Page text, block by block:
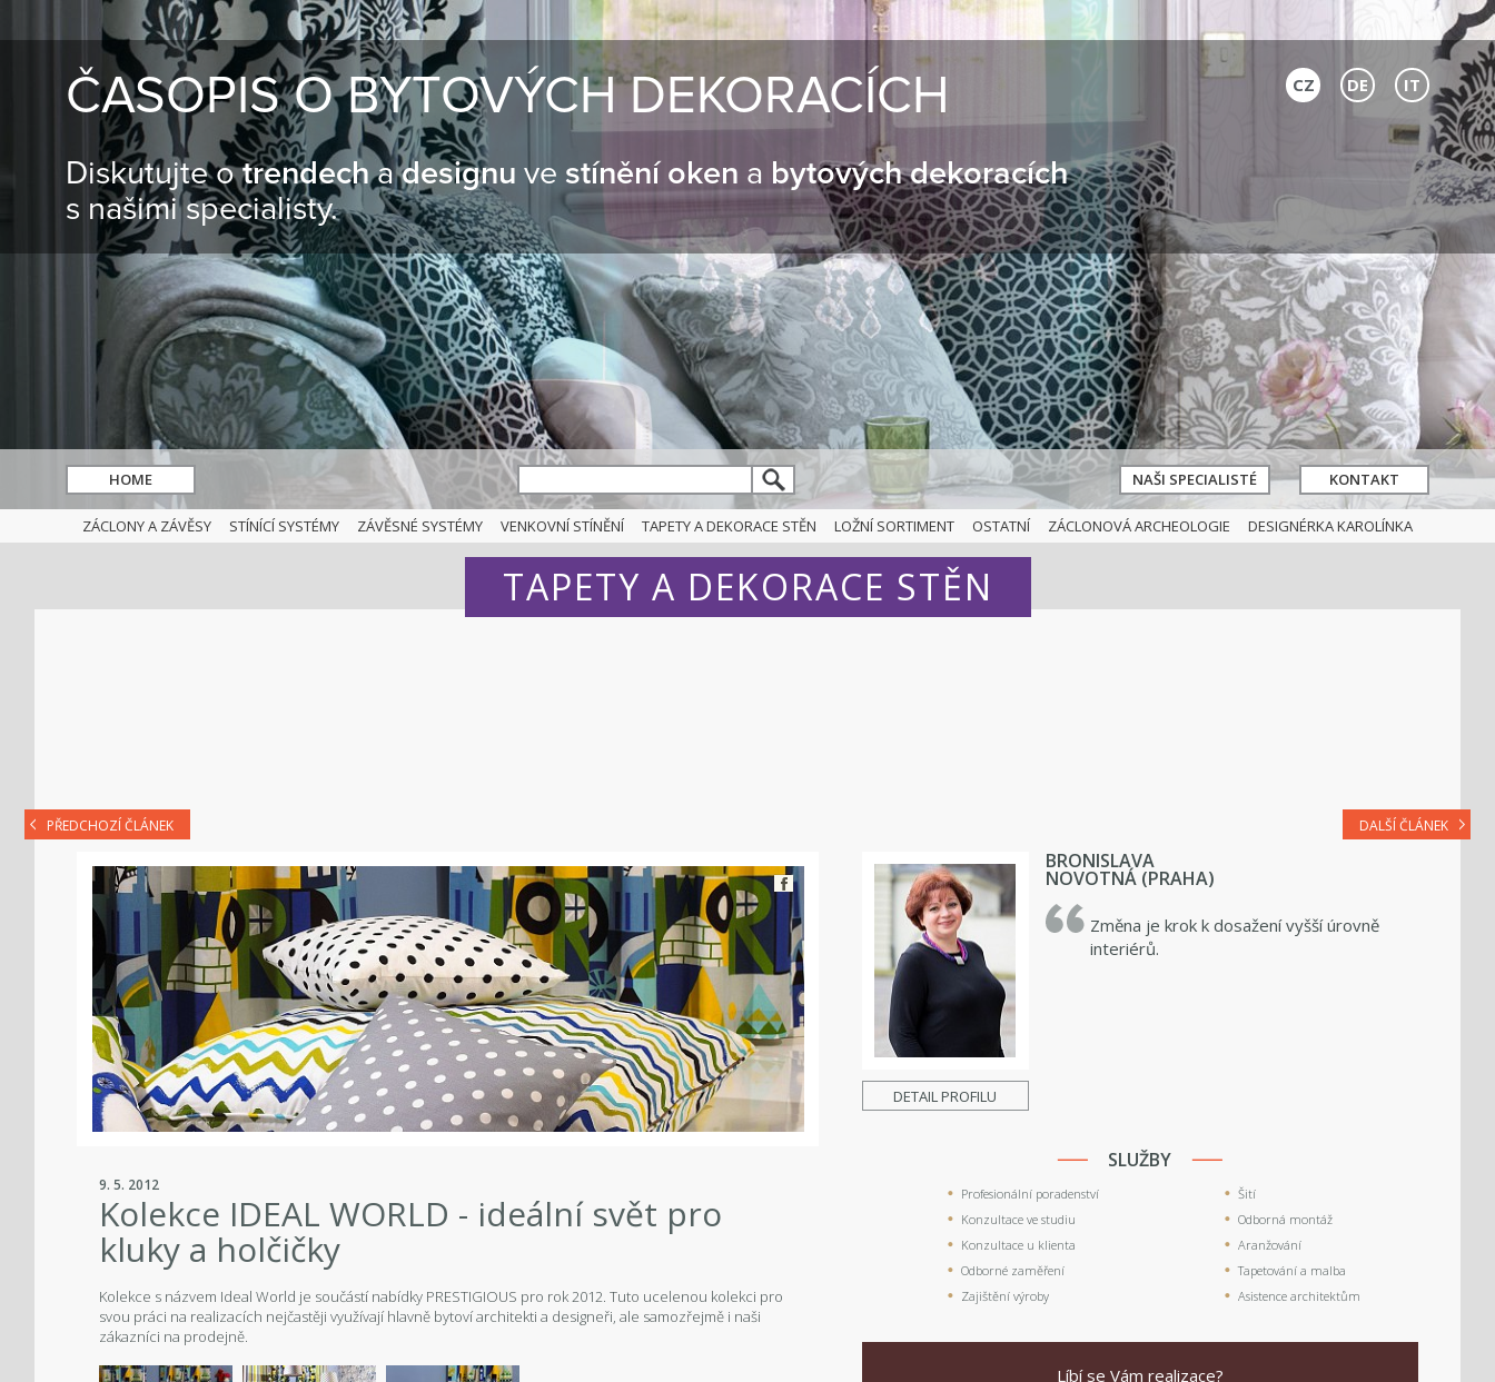
ČASOPIS O BYTOVÝCH DEKORACÍCH
Diskutujte otrendechadesignu ve stínění oken a bytových dekoracích
s našimi specialisty.
CZ DE IT
HOME NAŠI SPECIALISTÉ KONTAKT
ZÁCLONY A ZÁVĚSY STÍNÍCÍ SYSTÉMY ZÁVĚSNÉ SYSTÉMY VENKOVNÍ STÍNĚNÍ TAPETY A DEKORACE STĚN LOŽNÍ SORTIMENT OSTATNÍ ZÁCLONOVÁ ARCHEOLOGIE DESIGNÉRKA KAROLÍNKA
TAPETY A DEKORACE STĚN
PŘEDCHOZÍ ČLÁNEK DALŠÍ ČLÁNEK
9. 5. 2012
Kolekce IDEAL WORLD - ideální svět pro
kluky a holčičky
Kolekce s názvem Ideal World je součástí nabídky PRESTIGIOUS pro rok 2012. Tuto ucelenou kolekci pro
svou práci na realizacích nejčastěji využívají hlavně bytoví architekti a designeři, ale samozřejmě i naši
zákazníci na prodejně.
DETAIL PROFILU
BRONISLAVA
NOVOTNÁ (PRAHA)
Změna je krok k dosažení vyšší úrovně
interiérů.
SLUŽBY
Profesionální poradenství
Konzultace ve studiu
Konzultace u klienta
Odborné zaměření
Zajištění výroby
Šití
Odborná montáž
Aranžování
Tapetování a malba
Asistence architektům
Líbí se Vám realizace?